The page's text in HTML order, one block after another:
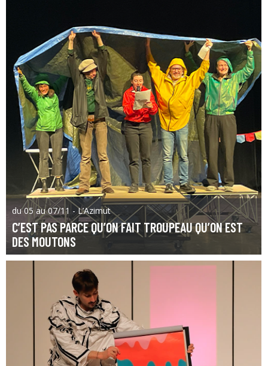
du 05 au 07/11 - L’Azimut
C’EST PAS PARCE QU’ON FAIT TROUPEAU QU’ON EST
DES MOUTONS